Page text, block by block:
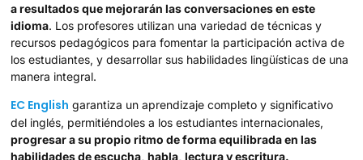
a resultados que mejorarán las conversaciones en este
idioma. Los profesores utilizan una variedad de técnicas y
recursos pedagógicos para fomentar la participación activa de
los estudiantes, y desarrollar sus habilidades lingüísticas de una
manera integral.
EC English garantiza un aprendizaje completo y significativo
del inglés, permitiéndoles a los estudiantes internacionales,
progresar a su propio ritmo de forma equilibrada en las
habilidades de escucha, habla, lectura y escritura.